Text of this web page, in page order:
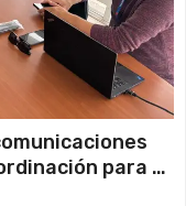
para el